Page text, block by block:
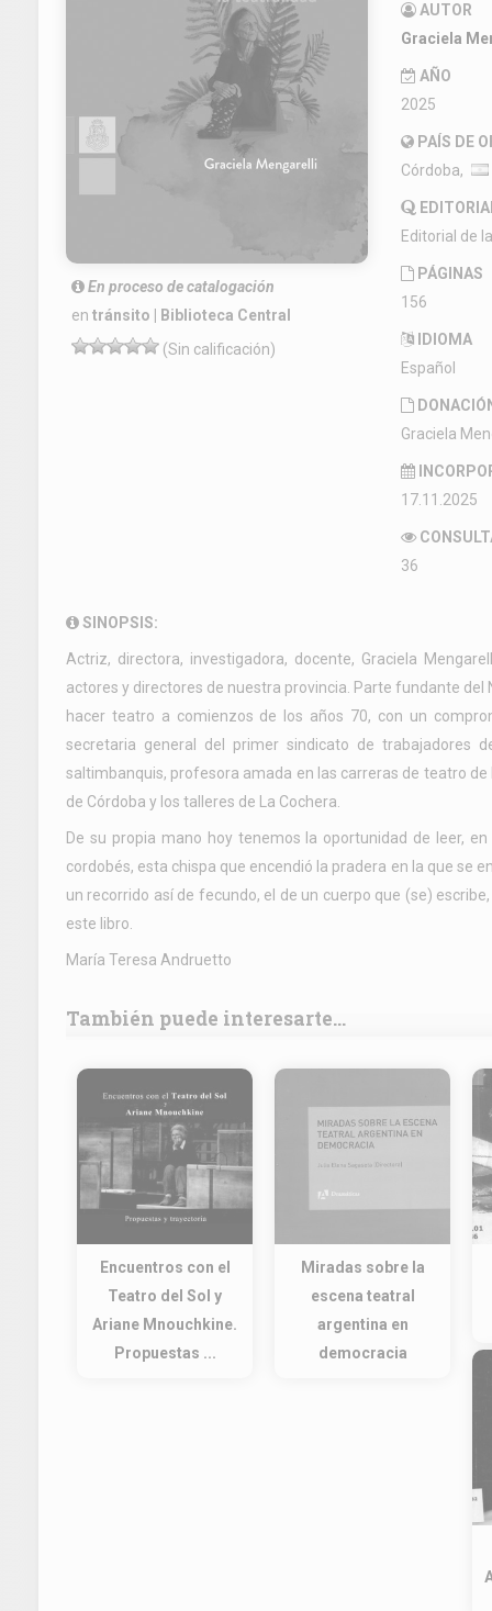
En proceso de catalogación
en tránsito | Biblioteca Central
(Sin calificación)
AUTOR
Graciela
AÑO
2025
PAÍS DE
Córdoba,
Editorial de
PÁGINAS
156
IDIOMA
Español
Graciela
17.11.2025
36
SINOPSIS:
Actriz, directora, investigadora, docente, Graciela
actores y directores de nuestra provincia. Parte fundante
hacer teatro a comienzos de los años 70, con un
secretaria general del primer sindicato de trabajadores
saltimbanquis, profesora amada en las carreras de teatro de
de Córdoba y los talleres de La Cochera.
De su propia mano hoy tenemos la oportunidad de leer,
cordobés, esta chispa que encendió la pradera en la que se
un recorrido así de fecundo, el de un cuerpo que (se)
este libro.
María Teresa Andruetto
También puede interesarte...
Encuentros con el
Teatro del Sol y
Ariane Mnouchkine.
Propuestas ...
Miradas sobre la
escena teatral
argentina en
democracia